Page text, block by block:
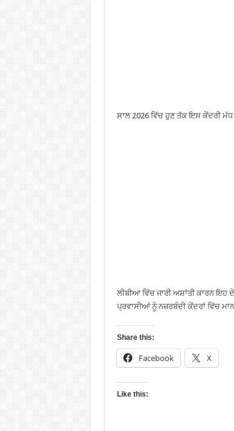
ਸਾਲ 2026 ਵਿੱਚ ਹੁਣ ਤੱਕ ਇਸ ਕੇਂਦਰੀ ਮੱਧ
ਲੀਬੀਆ ਵਿੱਚ ਜਾਰੀ ਅਸ਼ਾਂਤੀ ਕਾਰਨ
ਪ੍ਰਵਾਸੀਆਂ ਨੂੰ ਨਜ਼ਰਬੰਦੀ ਕੇਂਦਰਾਂ ਵਿੱਚ
Share this:
Facebook X
Like this: